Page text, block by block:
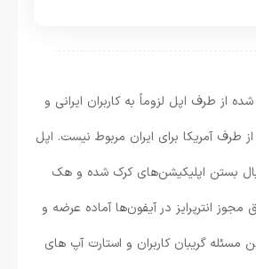
از طرف اپل لزوماً به کاربران ایرانی و
طرف آمریکا برای ایران مربوط نیست. اپل
بستن اپلیکیشن‌های کرک شده و هک
انترپرایز در آیفون‌ها آماده عرضه و
گریبان کاربران و استارت آپ های